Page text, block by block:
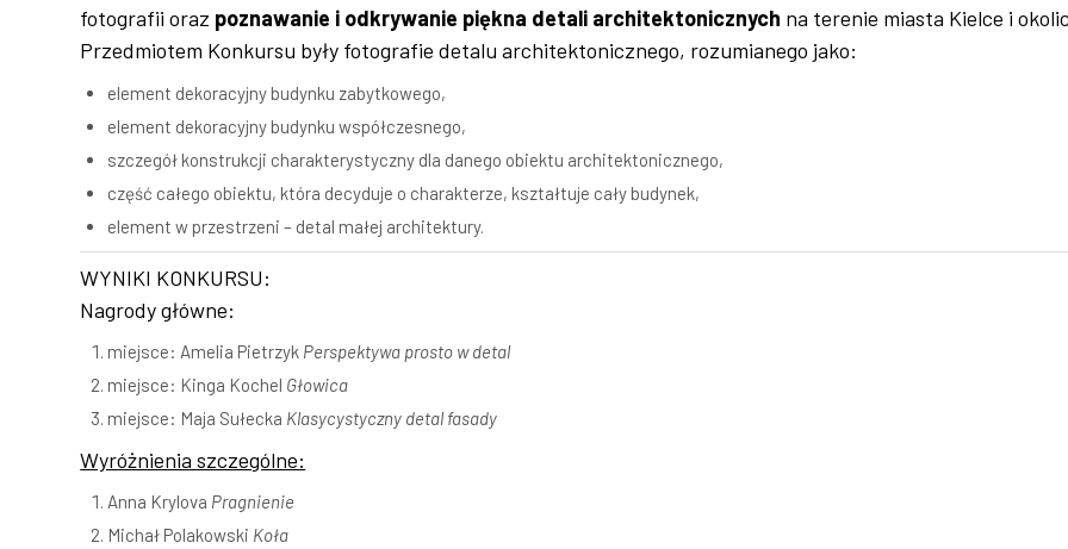
fotografii oraz poznawanie i odkrywanie piękna detali architektonicznych na terenie miasta Kielce i
Przedmiotem Konkursu były fotografie detalu architektonicznego, rozumianego jako:
element dekoracyjny budynku zabytkowego,
element dekoracyjny budynku współczesnego,
szczegół konstrukcji charakterystyczny dla danego obiektu architektonicznego,
część całego obiektu, która decyduje o charakterze, kształtuje cały budynek,
element w przestrzeni – detal małej architektury.
WYNIKI KONKURSU:
Nagrody główne:
miejsce: Amelia Pietrzyk Perspektywa prosto w detal
miejsce: Kinga Kochel Głowica
miejsce: Maja Sułecka Klasycystyczny detal fasady
Wyróżnienia szczególne:
Anna Krylova Pragnienie
Michał Polakowski Koła